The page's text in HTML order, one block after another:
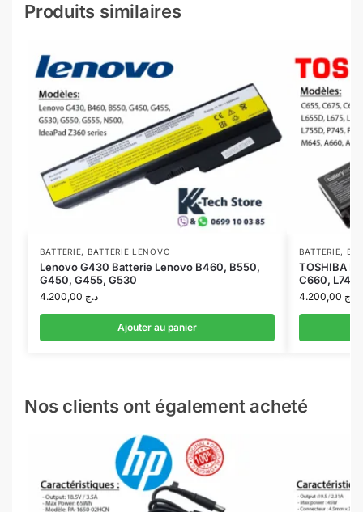
Produits similaires
BATTERIE, BATTERIE LENOVO
Lenovo G430 Batterie Lenovo B460, B550,
G450, G455, G530
د.ج
Ajouter au panier
BATTERIE,
TOSHIBA
C660, L745,
د.ج
Nos clients ont également acheté